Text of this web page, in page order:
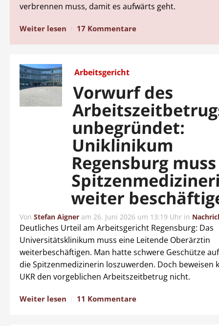
verbrennen muss, damit es aufwärts geht.
Weiter lesen 17 Kommentare
Arbeitsgericht
Vorwurf des
unbegründet:
Uniklinikum
Regensburg muss
weiter
Von Stefan Aigner am 26. Juni 2026 um 13:19 Uhr in
Deutliches Urteil am Arbeitsgericht Regensburg: Das
Universitätsklinikum muss eine Leitende Oberärztin
weiterbeschäftigen. Man hatte schwere Geschütze
die Spitzenmedizinerin loszuwerden. Doch beweisen
UKR den vorgeblichen Arbeitszeitbetrug nicht.
Weiter lesen 11 Kommentare